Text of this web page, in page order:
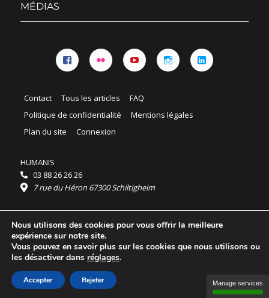
MÉDIAS
Contact Tous les articles
FAQ
Politique de confidentialité
Mentions légales
Plan du site
Connexion
HUMANIS
03 88 26 26 26
7 rue du Héron 67300 Schiltigheim
Horaires :
HUMANIS : du lundi au vendredi 9h - 18h
Ordidocaz : du lundi au vendredi 8h - 19h
© 2025 HUMANIS, tous droits réservés.
Licence Creative Commons Attribution 4.0
International
Nous utilisons des cookies pour vous offrir la meilleure
expérience sur notre site.
Vous pouvez en savoir plus sur les cookies que nous utilisons ou
les désactiver dans réglages.
Accepter Rejeter Manage services